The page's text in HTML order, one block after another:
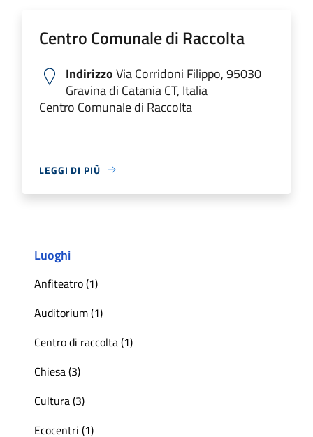
Centro Comunale di Raccolta
IndirizzoVia Corridoni Filippo, 95030
Gravina di Catania CT, Italia
Centro Comunale di Raccolta
LEGGI DI PIÙ
Luoghi
Anfiteatro (1)
Auditorium (1)
Centro di raccolta (1)
Chiesa (3)
Cultura (3)
Ecocentri (1)